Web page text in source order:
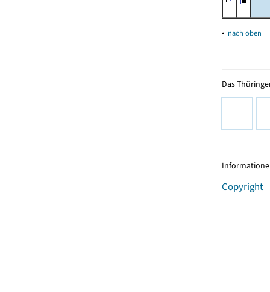
▴ nach oben
Das
Copyright